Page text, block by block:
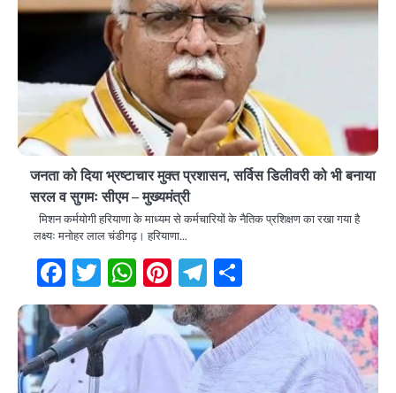
जनता को दिया भ्रष्टाचार मुक्त प्रशासन, सर्विस डिलीवरी को भी बनाया
सरल व सुगमः सीएम – मुख्यमंत्री
मिशन कर्मयोगी हरियाणा के माध्यम से कर्मचारियों के नैतिक प्रशिक्षण का रखा गया है
लक्ष्यः मनोहर लाल चंडीगढ़। हरियाणा…
Facebook
Twitter
WhatsApp
Pinterest
Telegram